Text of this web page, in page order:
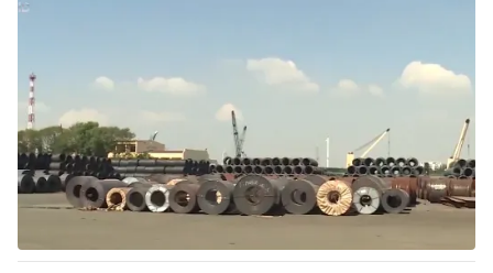
VTV Money
VTV Sức khoẻ Bất động sản
Thị trường 24h Tấm lòng Việt
VTV4 Vươn mình bằng AI